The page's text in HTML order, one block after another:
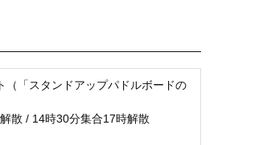
（「スタンドアップパドルボードの
散 / 14時30分集合17時解散